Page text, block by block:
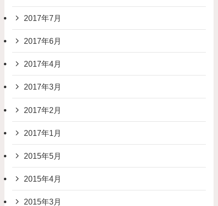
2017年7月
2017年6月
2017年4月
2017年3月
2017年2月
2017年1月
2015年5月
2015年4月
2015年3月